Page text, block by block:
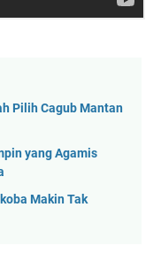
Pilih Cagub Mantan
yang Agamis
Makin Tak